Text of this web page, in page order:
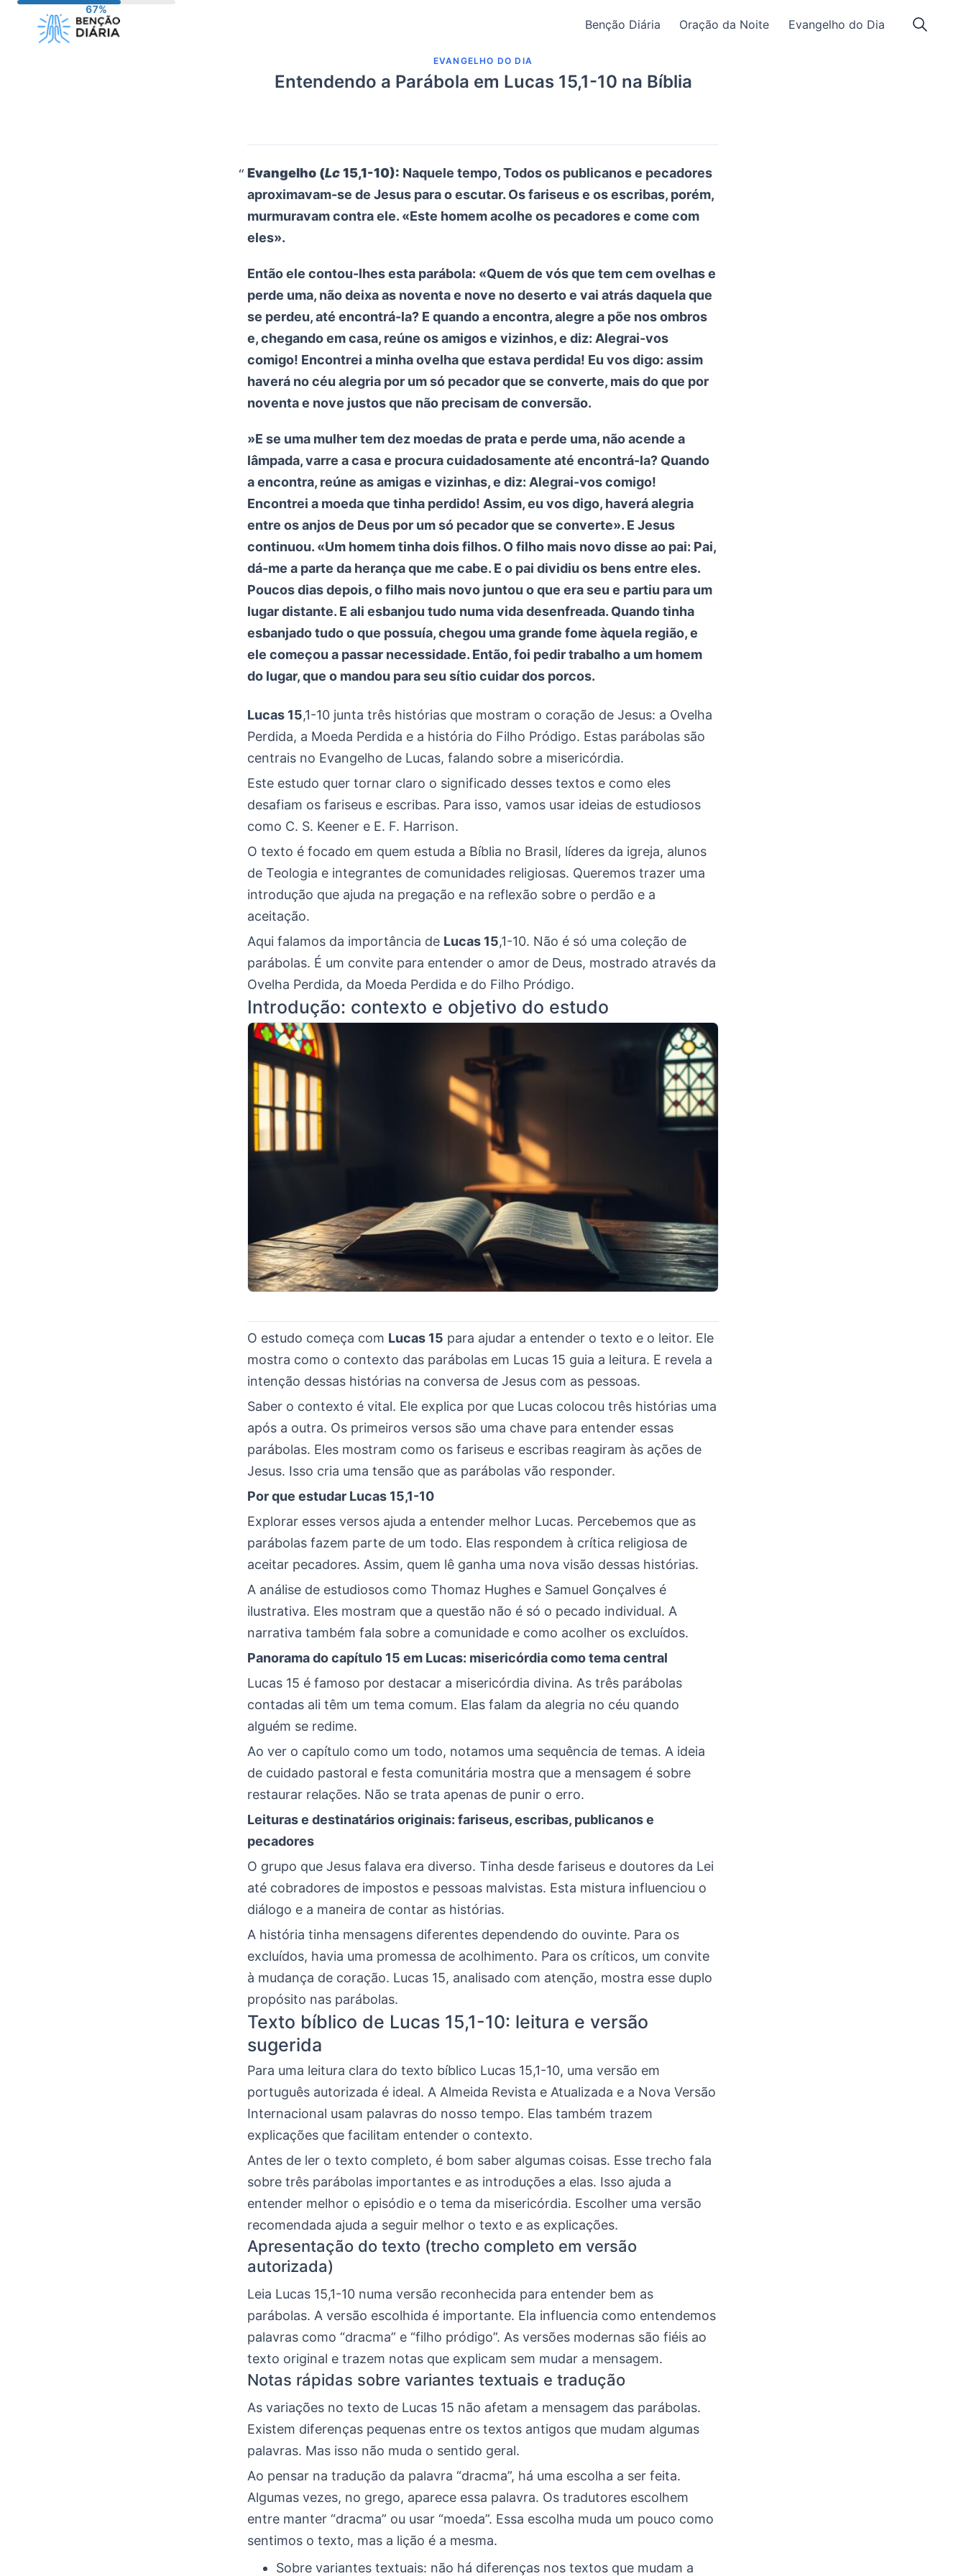
Benção Diária Oração da Noite Evangelho do Dia
EVANGELHO DO DIA
Entendendo a Parábola em Lucas 15,1-10 na Bíblia
Evangelho (Lc15,1-10): Naquele tempo, Todos os publicanos e pecadores
aproximavam-se de Jesus para o escutar. Os fariseus e os escribas, porém,
murmuravam contra ele. «Este homem acolhe os pecadores e come com
eles».
Então ele contou-lhes esta parábola: «Quem de vós que tem cem ovelhas e
perde uma, não deixa as noventa e nove no deserto e vai atrás daquela que
se perdeu, até encontrá-la? E quando a encontra, alegre a põe nos ombros
e, chegando em casa, reúne os amigos e vizinhos, e diz: Alegrai-vos
comigo! Encontrei a minha ovelha que estava perdida! Eu vos digo: assim
haverá no céu alegria por um só pecador que se converte, mais do que por
noventa e nove justos que não precisam de conversão.
»E se uma mulher tem dez moedas de prata e perde uma, não acende a
lâmpada, varre a casa e procura cuidadosamente até encontrá-la? Quando
a encontra, reúne as amigas e vizinhas, e diz: Alegrai-vos comigo!
Encontrei a moeda que tinha perdido! Assim, eu vos digo, haverá alegria
entre os anjos de Deus por um só pecador que se converte». E Jesus
continuou. «Um homem tinha dois filhos. O filho mais novo disse ao pai: Pai,
dá-me a parte da herança que me cabe. E o pai dividiu os bens entre eles.
Poucos dias depois, o filho mais novo juntou o que era seu e partiu para um
lugar distante. E ali esbanjou tudo numa vida desenfreada. Quando tinha
esbanjado tudo o que possuía, chegou uma grande fome àquela região, e
ele começou a passar necessidade. Então, foi pedir trabalho a um homem
do lugar, que o mandou para seu sítio cuidar dos porcos.
Lucas 15,1-10 junta três histórias que mostram o coração de Jesus: a Ovelha
Perdida, a Moeda Perdida e a história do Filho Pródigo. Estas parábolas são
centrais no Evangelho de Lucas, falando sobre a misericórdia.
Este estudo quer tornar claro o significado desses textos e como eles
desafiam os fariseus e escribas. Para isso, vamos usar ideias de estudiosos
como C. S. Keener e E. F. Harrison.
O texto é focado em quem estuda a Bíblia no Brasil, líderes da igreja, alunos
de Teologia e integrantes de comunidades religiosas. Queremos trazer uma
introdução que ajuda na pregação e na reflexão sobre o perdão e a
aceitação.
Aqui falamos da importância de Lucas 15,1-10. Não é só uma coleção de
parábolas. É um convite para entender o amor de Deus, mostrado através da
Ovelha Perdida, da Moeda Perdida e do Filho Pródigo.
Introdução: contexto e objetivo do estudo
O estudo começa com Lucas 15 para ajudar a entender o texto e o leitor. Ele
mostra como o contexto das parábolas em Lucas 15 guia a leitura. E revela a
intenção dessas histórias na conversa de Jesus com as pessoas.
Saber o contexto é vital. Ele explica por que Lucas colocou três histórias uma
após a outra. Os primeiros versos são uma chave para entender essas
parábolas. Eles mostram como os fariseus e escribas reagiram às ações de
Jesus. Isso cria uma tensão que as parábolas vão responder.
Por que estudar Lucas 15,1-10
Explorar esses versos ajuda a entender melhor Lucas. Percebemos que as
parábolas fazem parte de um todo. Elas respondem à crítica religiosa de
aceitar pecadores. Assim, quem lê ganha uma nova visão dessas histórias.
A análise de estudiosos como Thomaz Hughes e Samuel Gonçalves é
ilustrativa. Eles mostram que a questão não é só o pecado individual. A
narrativa também fala sobre a comunidade e como acolher os excluídos.
Panorama do capítulo 15 em Lucas: misericórdia como tema central
Lucas 15 é famoso por destacar a misericórdia divina. As três parábolas
contadas ali têm um tema comum. Elas falam da alegria no céu quando
alguém se redime.
Ao ver o capítulo como um todo, notamos uma sequência de temas. A ideia
de cuidado pastoral e festa comunitária mostra que a mensagem é sobre
restaurar relações. Não se trata apenas de punir o erro.
Leituras e destinatários originais: fariseus, escribas, publicanos e
pecadores
O grupo que Jesus falava era diverso. Tinha desde fariseus e doutores da Lei
até cobradores de impostos e pessoas malvistas. Esta mistura influenciou o
diálogo e a maneira de contar as histórias.
A história tinha mensagens diferentes dependendo do ouvinte. Para os
excluídos, havia uma promessa de acolhimento. Para os críticos, um convite
à mudança de coração. Lucas 15, analisado com atenção, mostra esse duplo
propósito nas parábolas.
Texto bíblico de Lucas 15,1-10: leitura e versão
sugerida
Para uma leitura clara do texto bíblico Lucas 15,1-10, uma versão em
português autorizada é ideal. A Almeida Revista e Atualizada e a Nova Versão
Internacional usam palavras do nosso tempo. Elas também trazem
explicações que facilitam entender o contexto.
Antes de ler o texto completo, é bom saber algumas coisas. Esse trecho fala
sobre três parábolas importantes e as introduções a elas. Isso ajuda a
entender melhor o episódio e o tema da misericórdia. Escolher uma versão
recomendada ajuda a seguir melhor o texto e as explicações.
Apresentação do texto (trecho completo em versão
autorizada)
Leia Lucas 15,1-10 numa versão reconhecida para entender bem as
parábolas. A versão escolhida é importante. Ela influencia como entendemos
palavras como “dracma” e “filho pródigo”. As versões modernas são fiéis ao
texto original e trazem notas que explicam sem mudar a mensagem.
Notas rápidas sobre variantes textuais e tradução
As variações no texto de Lucas 15 não afetam a mensagem das parábolas.
Existem diferenças pequenas entre os textos antigos que mudam algumas
palavras. Mas isso não muda o sentido geral.
Ao pensar na tradução da palavra “dracma”, há uma escolha a ser feita.
Algumas vezes, no grego, aparece essa palavra. Os tradutores escolhem
entre manter “dracma” ou usar “moeda”. Essa escolha muda um pouco como
sentimos o texto, mas a lição é a mesma.
Sobre variantes textuais: não há diferenças nos textos que mudam a